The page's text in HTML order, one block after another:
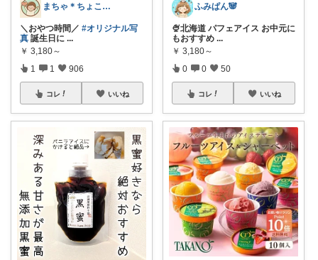
まちゃ＊ちょこっとご褒美スイーツ×暮らし
＼おやつ時間／ #オリジナル写
真 誕生日に ...
￥ 3,180～
1 1 906
コレ いいね
ふみぱん🐼
🍨北海道 パフェアイス お中元に
もおすすめ ...
￥ 3,180～
0 0 50
コレ いいね